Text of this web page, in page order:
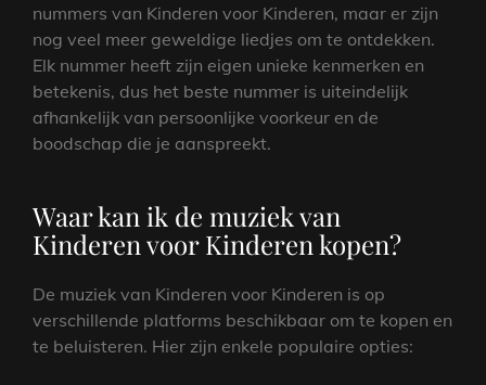
nummers van Kinderen voor Kinderen, maar er zijn
nog veel meer geweldige liedjes om te ontdekken.
Elk nummer heeft zijn eigen unieke kenmerken en
betekenis, dus het beste nummer is uiteindelijk
afhankelijk van persoonlijke voorkeur en de
boodschap die je aanspreekt.
Waar kan ik de muziek van
Kinderen voor Kinderen kopen?
De muziek van Kinderen voor Kinderen is op
verschillende platforms beschikbaar om te kopen en
te beluisteren. Hier zijn enkele populaire opties: